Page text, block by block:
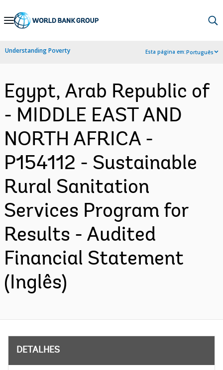
Skip
Navigation
Understanding Poverty Esta página em:Português
Egypt, Arab Republic of
- MIDDLE EAST AND
NORTH AFRICA -
P154112 - Sustainable
Rural Sanitation
Services Program for
Results - Audited
Financial Statement
(Inglês)
DETALHES